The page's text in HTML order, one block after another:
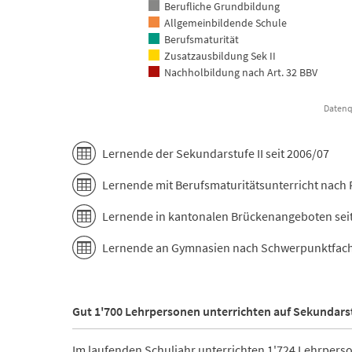
Berufliche Grundbildung
Allgemeinbildende Schule
Berufsmaturität
Zusatzausbildung Sek II
Nachholbildung nach Art. 32 BBV
Lernende der Sekundarstufe II seit 2006/07
Lernende mit Berufsmaturitätsunterricht nach
Lernende in kantonalen Brückenangeboten
Lernende an Gymnasien nach
Gut 1'700 Lehrpersonen unterrichten auf